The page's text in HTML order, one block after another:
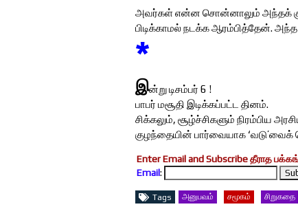
அவர்கள் என்ன சொன்னாலும் அந்தக்
பிடிக்காமல் நடக்க ஆரம்பித்தேன்.
*
இன்று டிசம்பர் 6 !
பாபர் மசூதி இடிக்கப்பட்ட தினம்.
சிக்கலும், சூழ்ச்சிகளும் நிரம்பிய
குழந்தையின் பார்வையாக
Enter Email and Subscribe தீராத
Email:
Tags அனுபவம் சமூகம் சிறுகதை